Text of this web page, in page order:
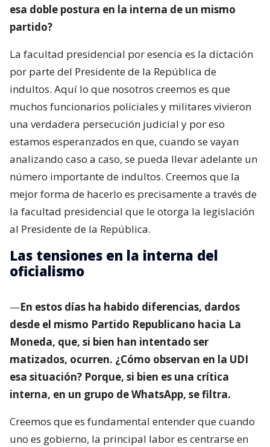
esa doble postura en la interna de un mismo
partido?
La facultad presidencial por esencia es la dictación
por parte del Presidente de la República de
indultos. Aquí lo que nosotros creemos es que
muchos funcionarios policiales y militares vivieron
una verdadera persecución judicial y por eso
estamos esperanzados en que, cuando se vayan
analizando caso a caso, se pueda llevar adelante un
número importante de indultos. Creemos que la
mejor forma de hacerlo es precisamente a través de
la facultad presidencial que le otorga la legislación
al Presidente de la República.
Las tensiones en la interna del
oficialismo
—En estos días ha habido diferencias, dardos
desde el mismo Partido Republicano hacia La
Moneda, que, si bien han intentado ser
matizados, ocurren. ¿Cómo observan en la UDI
esa situación? Porque, si bien es una crítica
interna, en un grupo de WhatsApp, se filtra.
Creemos que es fundamental entender que cuando
uno es gobierno, la principal labor es centrarse en